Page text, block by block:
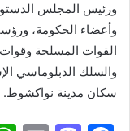
ورئيس المجلس
وأعضاء الحكومة،
القوات المسلحة
والسلك الدبلوماسي
سكان مدينة نواكشوط.